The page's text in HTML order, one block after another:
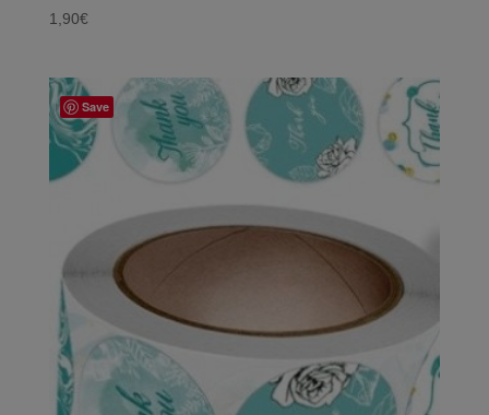
1,90€
Save